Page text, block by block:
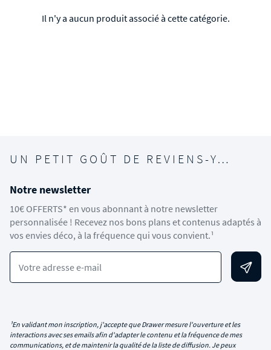
Il n'y a aucun produit associé à cette catégorie.
UN PETIT GOÛT DE REVIENS-Y…
Notre newsletter
10€ OFFERTS* en vous abonnant à notre newsletter
personnalisée ! Recevez nos bons plans et contenus adaptés à
vos envies déco, à la fréquence qui vous convient.¹
Votre adresse e-mail
¹En validant mon inscription, j'accepte que Drawer mesure l'ouverture et les
interactions avec ses emails afin d'adapter le contenu et la fréquence de mes
communications, et de maintenir la qualité de la liste de diffusion. Je peux